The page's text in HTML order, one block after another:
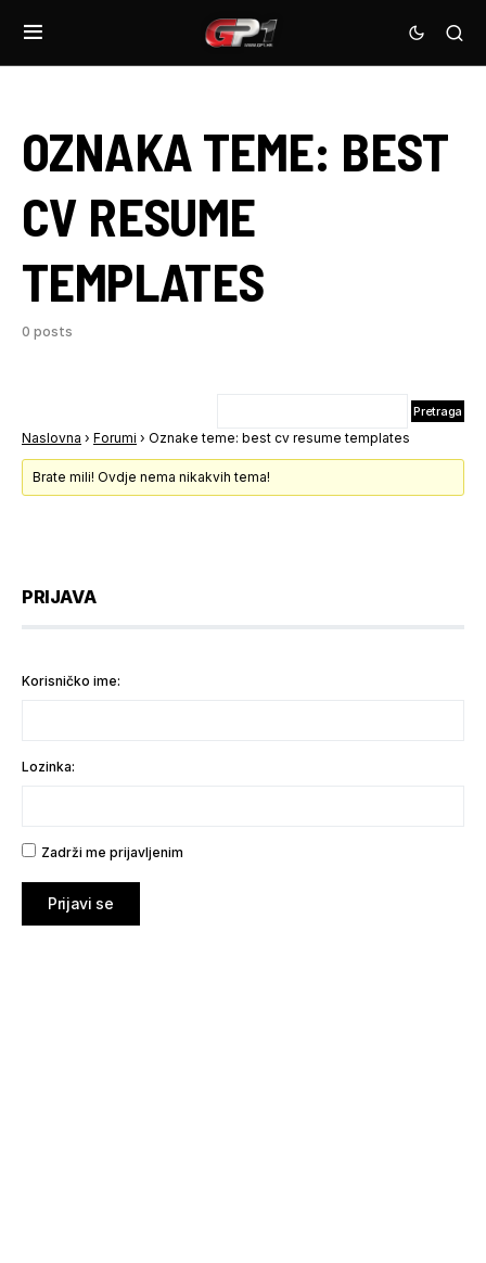
OZNAKA TEME: BEST
CV RESUME
TEMPLATES
0 posts
Naslovna › Forumi › Oznake teme: best cv resume templates
Brate mili! Ovdje nema nikakvih tema!
PRIJAVA
Korisničko ime:
Lozinka:
Zadrži me prijavljenim
Prijavi se